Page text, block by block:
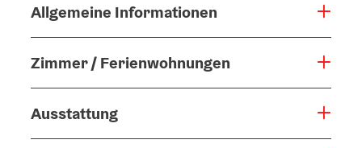
Allgemeine Informationen
Zimmer / Ferienwohnungen
Ausstattung